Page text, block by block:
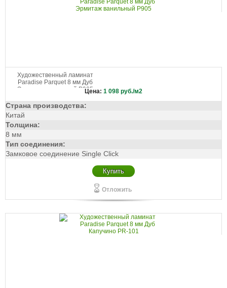
Художественный ламинат
Paradise Parquet 8 мм Дуб
Эрмитаж ванильный P905Цена: 1 098 руб./м2
Страна производства:
Китай
Толщина:
8 мм
Тип соединения:
Замковое соединение Single Click
Купить
Отложить